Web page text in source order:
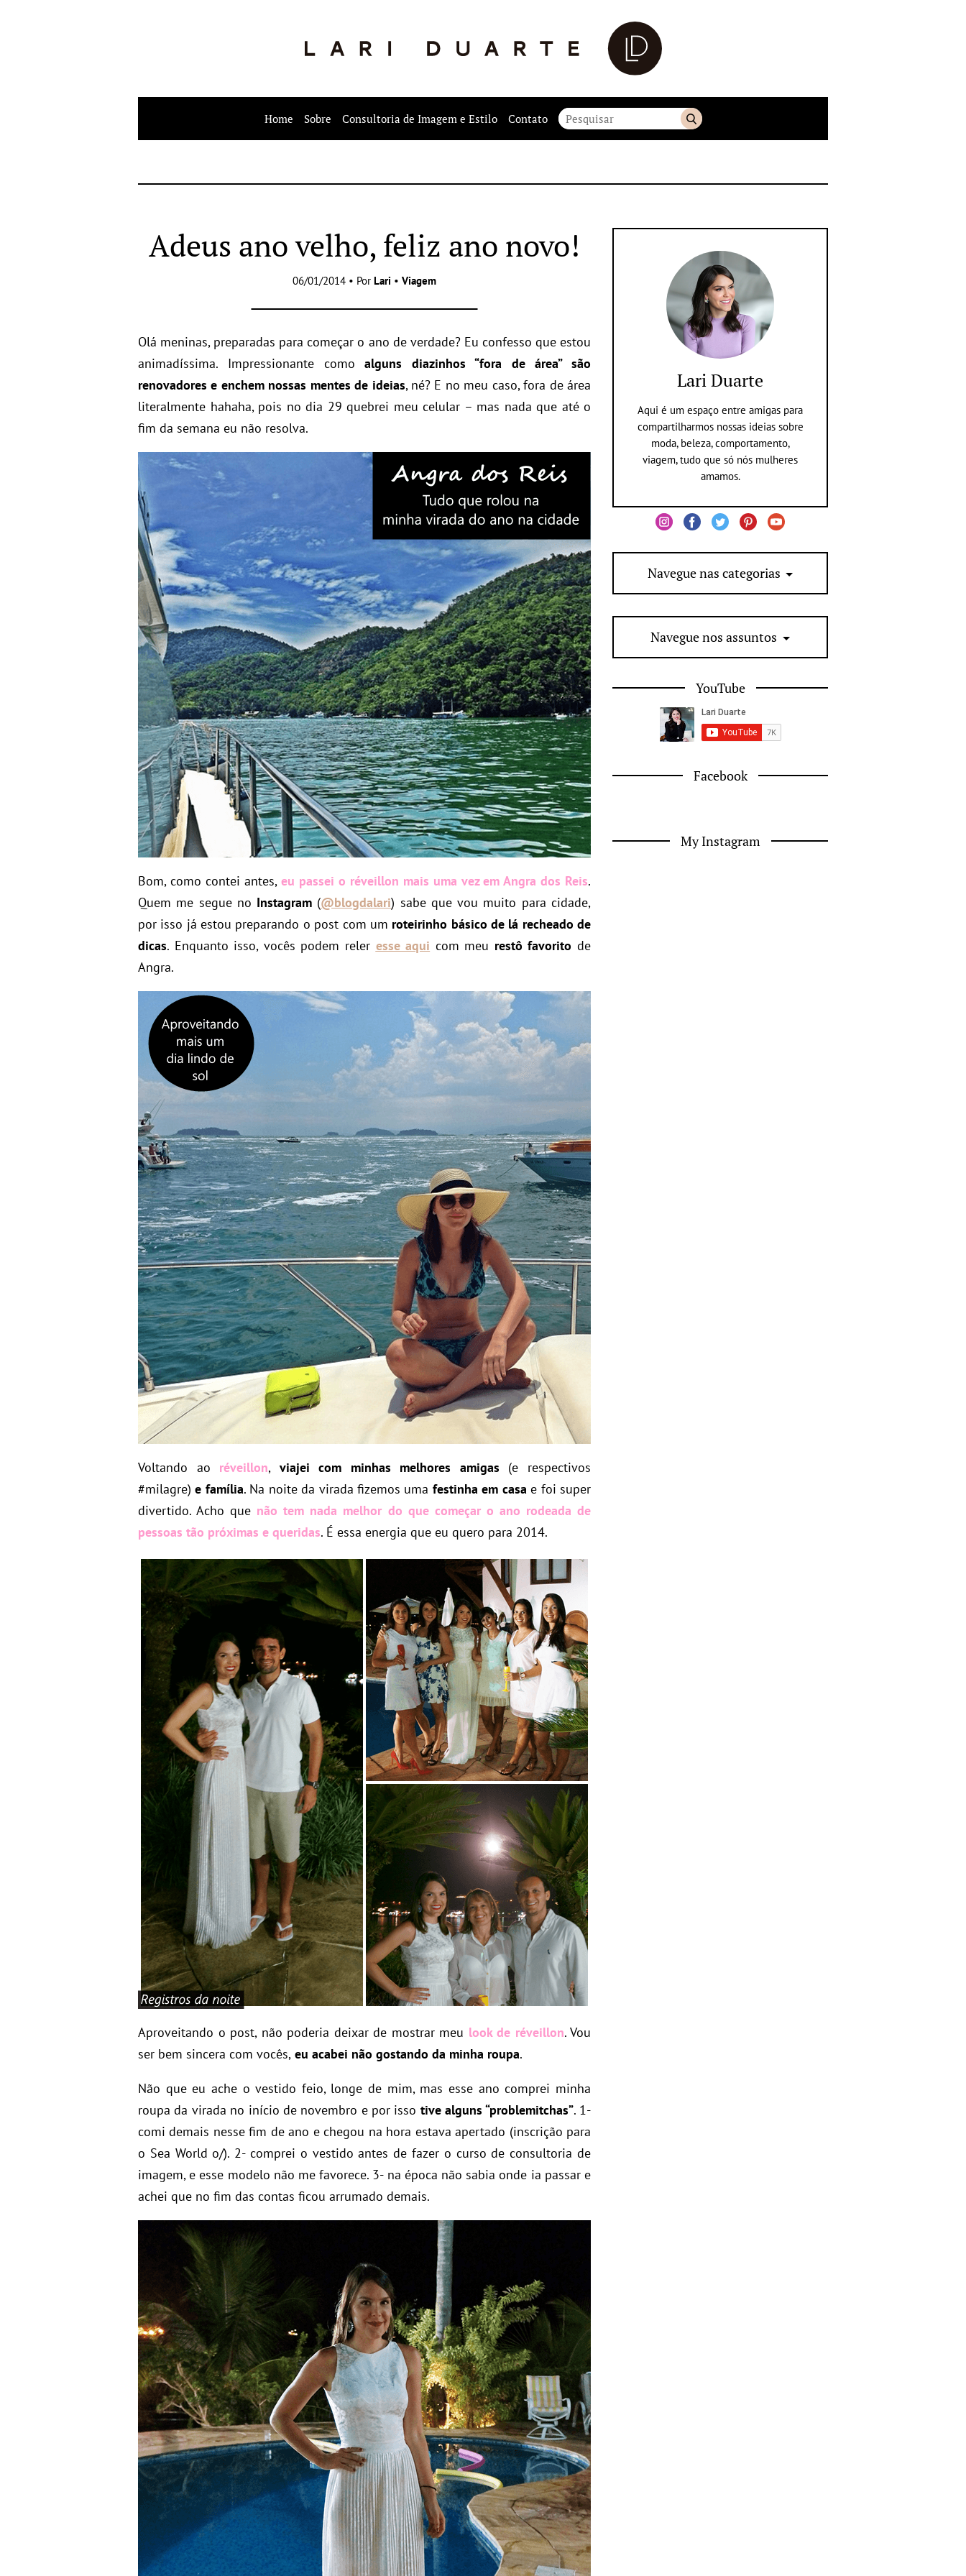
Home Sobre Consultoria de Imagem e Estilo Contato
Adeus ano velho, feliz ano novo!
06/01/2014 • Por Lari • Viagem
Olá meninas, preparadas para começar o ano de verdade? Eu confesso que estou
animadíssima. Impressionante como alguns diazinhos “fora de área” são
renovadores e enchem nossas mentes de ideias, né? E no meu caso, fora de área
literalmente hahaha, pois no dia 29 quebrei meu celular – mas nada que até o
fim da semana eu não resolva.
Bom, como contei antes,eu passei o réveillon mais uma vez em Angra dos Reis.
Quem me segue no Instagram (@blogdalari) sabe que vou muito para cidade,
por isso já estou preparando o post com um roteirinho básico de lá recheado de
dicas. Enquanto isso, vocês podem reler esse aqui com meu restô favorito de
Angra.
Voltando ao réveillon, viajei com minhas melhores amigas (e respectivos
#milagre) e família. Na noite da virada fizemos uma festinha em casa e foi super
divertido. Acho que não tem nada melhor do que começar o ano rodeada de
pessoas tão próximas e queridas. É essa energia que eu quero para 2014.
Aproveitando o post, não poderia deixar de mostrar meu look de réveillon. Vou
ser bem sincera com vocês, eu acabei não gostando da minha roupa.
Não que eu ache o vestido feio, longe de mim, mas esse ano comprei minha
roupa da virada no início de novembro e por isso tive alguns “problemitchas”. 1-
comi demais nesse fim de ano e chegou na hora estava apertado (inscrição para
o Sea World o/). 2- comprei o vestido antes de fazer o curso de consultoria de
imagem, e esse modelo não me favorece. 3- na época não sabia onde ia passar e
achei que no fim das contas ficou arrumado demais.
Lari Duarte
Aqui é um espaço entre amigas para
compartilharmos nossas ideias sobre
moda, beleza, comportamento,
viagem, tudo que só nós mulheres
amamos.
Navegue nas categorias
Navegue nos assuntos
YouTube
Facebook
My Instagram